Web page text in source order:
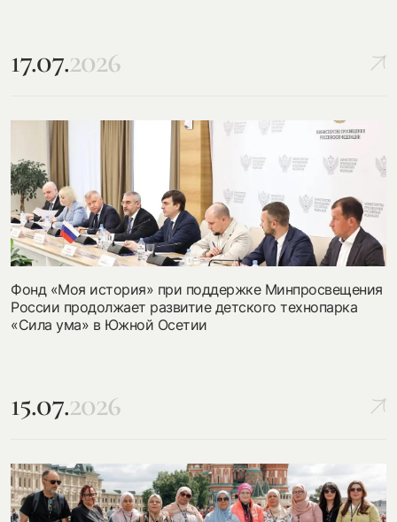
17.07.2026
Фонд «Моя история» при поддержке Минпросвещения
России продолжает развитие детского технопарка
«Сила ума» в Южной Осетии
15.07.2026